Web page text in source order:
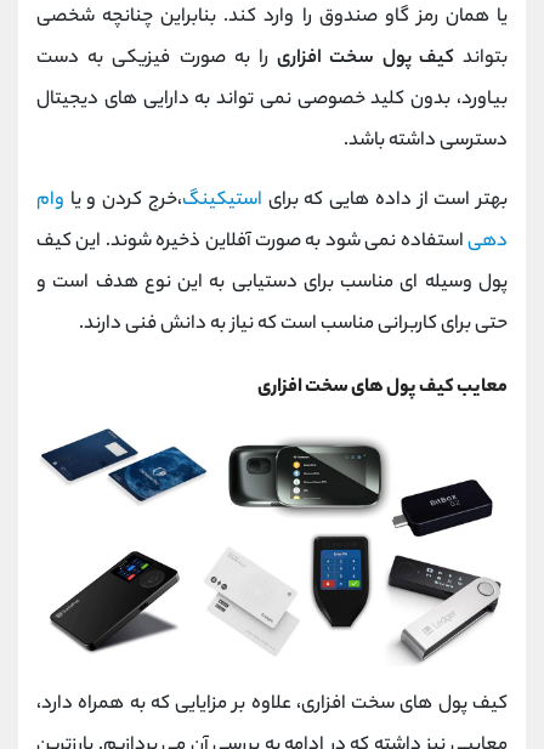
یا همان رمز گاو صندوق را وارد کند. بنابراین چنانچه شخصی
بتواندکیف پول سخت افزاریرا به صورت فیزیکی به دست
بیاورد، بدون کلید خصوصی نمی تواند به دارایی های دیجیتال
دسترسی داشته باشد.
بهتر است از داده هایی که برای استیکینگ،خرج کردن و یا وام
دهیاستفاده نمی شود به صورت آفلاین ذخیره شوند. این کیف
پول وسیله ای مناسب برای دستیابی به این نوع هدف است و
حتی برای کاربرانی مناسب است که نیاز به دانش فنی دارند.
معایب کیف پول های سخت افزاری
کیف پول های سخت افزاری، علاوه بر مزایایی که به همراه دارد،